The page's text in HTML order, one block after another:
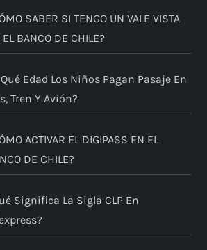
SABER SI TENGO UN VALE VISTA
EL BANCO DE CHILE?
Edad Los Niños Pagan Pasaje En
Tren Y Avión?
ACTIVAR EL DIGIPASS EN EL
DE CHILE?
Significa La Sigla CLP En